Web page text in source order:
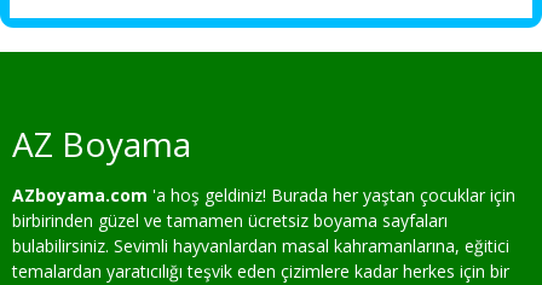
AZ Boyama
AZboyama.com 'a hoş geldiniz! Burada her yaştan çocuklar için
birbirinden güzel ve tamamen ücretsiz boyama sayfaları
bulabilirsiniz. Sevimli hayvanlardan masal kahramanlarına, eğitici
temalardan yaratıcılığı teşvik eden çizimlere kadar herkes için bir